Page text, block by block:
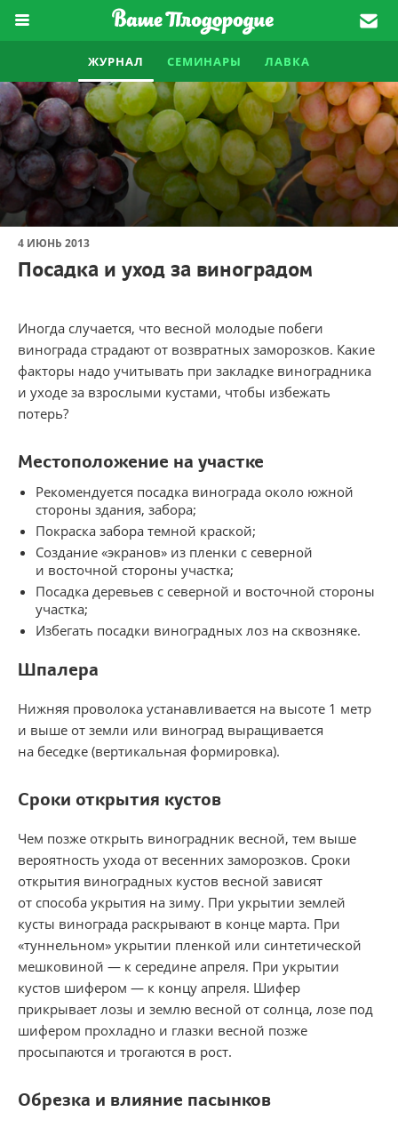
ЖУРНАЛ СЕМИНАРЫ ЛАВКА
4 ИЮНЬ 2013
Посадка и уход за виноградом
Иногда случается, что весной молодые побеги
винограда страдают от возвратных заморозков. Какие
факторы надо учитывать при закладке виноградника
и уходе за взрослыми кустами, чтобы избежать
потерь?
Местоположение на участке
Рекомендуется посадка винограда около южной
стороны здания, забора;
Покраска забора темной краской;
Создание «экранов» из пленки с северной
и восточной стороны участка;
Посадка деревьев с северной и восточной стороны
участка;
Избегать посадки виноградных лоз на сквозняке.
Шпалера
Нижняя проволока устанавливается на высоте 1 метр
и выше от земли или виноград выращивается
на беседке (вертикальная формировка).
Сроки открытия кустов
Чем позже открыть виноградник весной, тем выше
вероятность ухода от весенних заморозков. Сроки
открытия виноградных кустов весной зависят
от способа укрытия на зиму. При укрытии землей
кусты винограда раскрывают в конце марта. При
«туннельном» укрытии пленкой или синтетической
мешковиной — к середине апреля. При укрытии
кустов шифером — к концу апреля. Шифер
прикрывает лозы и землю весной от солнца, лозе под
шифером прохладно и глазки весной позже
просыпаются и трогаются в рост.
Обрезка и влияние пасынков